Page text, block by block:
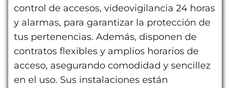
control de accesos, videovigilancia 24 horas
y alarmas, para garantizar la protección de
tus pertenencias. Además, disponen de
contratos flexibles y amplios horarios de
acceso, asegurando comodidad y sencillez
en el uso. Sus instalaciones están